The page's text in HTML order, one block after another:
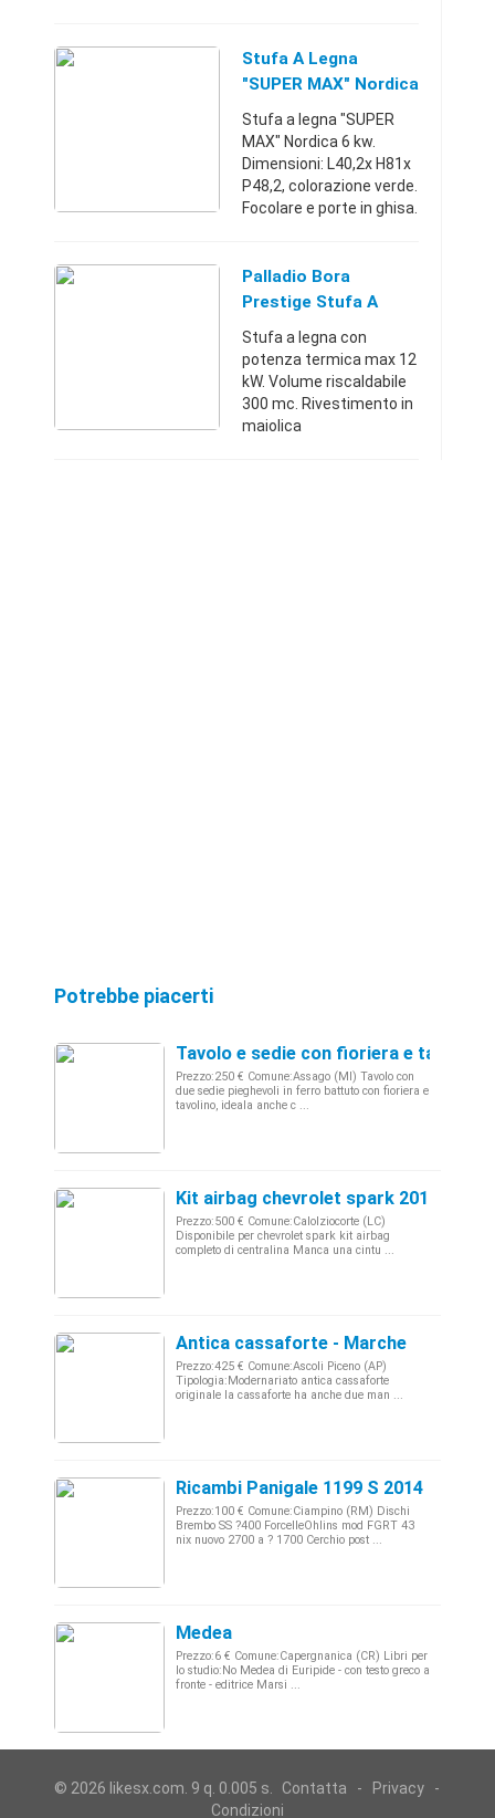
acciaio smaltato, Porta
con apertura a libro ...
Stufa A Legna
"SUPER MAX" Nordica
6 Kw
Stufa a legna "SUPER
MAX" Nordica 6 kw.
Dimensioni: L40,2x H81x
P48,2, colorazione verde.
Focolare e porte in ghisa.
su irpef. Possibilit ...
Palladio Bora
Prestige Stufa A
Legna Con Potenza
Termica Max 12 Kw.
Vo
Stufa a legna con
potenza termica max 12
kW. Volume riscaldabile
300 mc. Rivestimento in
maiolica
Potrebbe piacerti
Tavolo e sedie con fioriera e tavolino
Prezzo:250 € Comune:Assago (MI) Tavolo con
due sedie pieghevoli in ferro battuto con fioriera e
tavolino, ideala anche c ...
Kit airbag chevrolet spark 2012
Prezzo:500 € Comune:Calolziocorte (LC)
Disponibile per chevrolet spark kit airbag
completo di centralina Manca una cintu ...
Antica cassaforte - Marche
Prezzo:425 € Comune:Ascoli Piceno (AP)
Tipologia:Modernariato antica cassaforte
originale la cassaforte ha anche due man ...
Ricambi Panigale 1199 S 2014
Prezzo:100 € Comune:Ciampino (RM) Dischi
Brembo SS ?400 ForcelleOhlins mod FGRT 43
nix nuovo 2700 a ? 1700 Cerchio post ...
Medea
Prezzo:6 € Comune:Capergnanica (CR) Libri per
lo studio:No Medea di Euripide - con testo greco a
fronte - editrice Marsi ...
© 2026 likesx.com. 9 q. 0.005 s. Contatta - Privacy
-
Condizioni